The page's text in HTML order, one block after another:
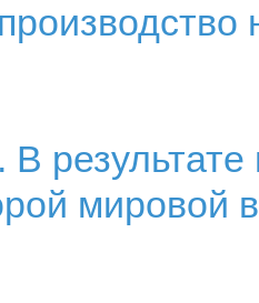
В
мировой